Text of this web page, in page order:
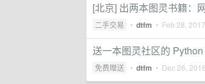
[北京] 出两本图灵书籍：
二手交易 • dtfm • Feb 28, 2017
送一本图灵社区的
免费赠送 • dtfm • Dec 26, 2016